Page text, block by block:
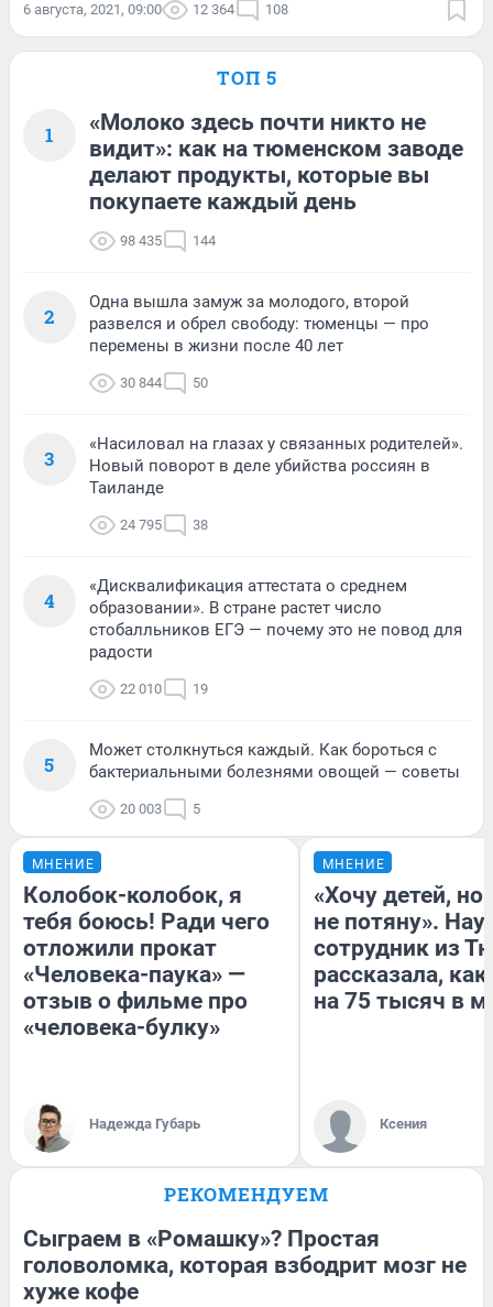
6 августа, 2021, 09:00 12 364 108
ТОП 5
1
«Молоко здесь почти никто не
видит»: как на тюменском заводе
делают продукты, которые вы
покупаете каждый день
98 435 144
2
Одна вышла замуж за молодого, второй
развелся и обрел свободу: тюменцы — про
перемены в жизни после 40 лет
30 844 50
3
«Насиловал на глазах у связанных родителей».
Новый поворот в деле убийства россиян в
Таиланде
24 795 38
4
«Дисквалификация аттестата о среднем
образовании». В стране растет число
стобалльников ЕГЭ — почему это не повод для
радости
22 010 19
5
Может столкнуться каждый. Как бороться с
бактериальными болезнями овощей — советы
20 003 5
МНЕНИЕ
Колобок-колобок, я
тебя боюсь! Ради чего
отложили прокат
«Человека-паука» —
отзыв о фильме про
«человека-булку»
Надежда Губарь
МНЕНИЕ
«Хочу детей,
не потяну».
сотрудник из
рассказала,
на 75 тысяч в
Ксения
РЕКОМЕНДУЕМ
Сыграем в «Ромашку»? Простая
головоломка, которая взбодрит мозг не
хуже кофе